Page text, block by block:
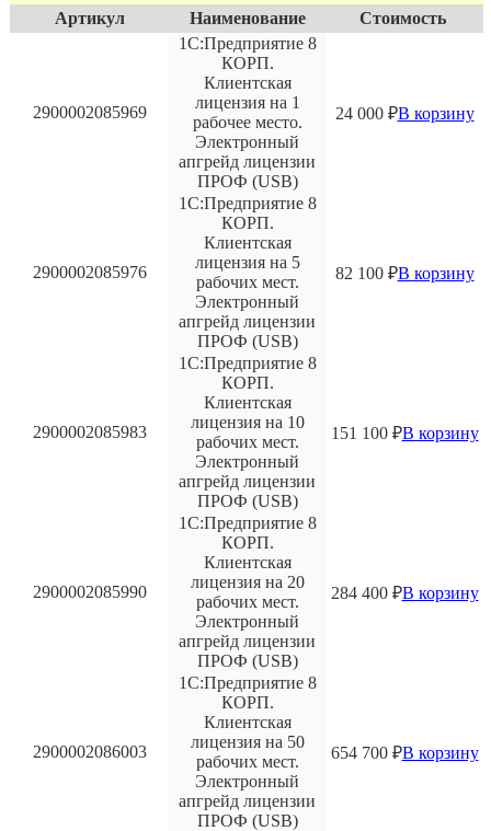
Артикул Наименование Стоимость
2900002085969
1С:Предприятие 8
КОРП.
Клиентская
лицензия на 1
рабочее место.
Электронный
апгрейд лицензии
ПРОФ (USB)
24 000 ₽В корзину
2900002085976
1С:Предприятие 8
КОРП.
Клиентская
лицензия на 5
рабочих мест.
Электронный
апгрейд лицензии
ПРОФ (USB)
82 100 ₽В корзину
2900002085983
1С:Предприятие 8
КОРП.
Клиентская
лицензия на 10
рабочих мест.
Электронный
апгрейд лицензии
ПРОФ (USB)
151 100 ₽В корзину
2900002085990
1С:Предприятие 8
КОРП.
Клиентская
лицензия на 20
рабочих мест.
Электронный
апгрейд лицензии
ПРОФ (USB)
284 400 ₽В корзину
2900002086003
1С:Предприятие 8
КОРП.
Клиентская
лицензия на 50
рабочих мест.
Электронный
апгрейд лицензии
ПРОФ (USB)
654 700 ₽В корзину